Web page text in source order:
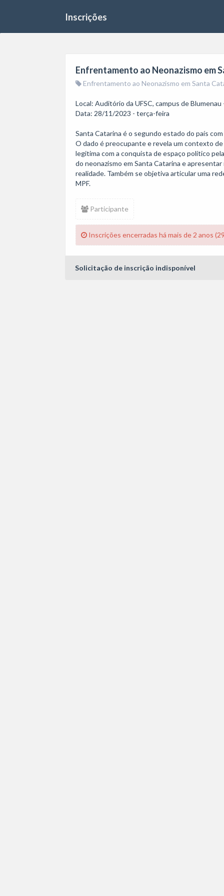
Inscrições
Enfrentamento ao Neonazismo em
Enfrentamento ao Neonazismo em Santa
Local: Auditório da UFSC, campus de
Data: 28/11/2023 - terça-feira
Santa Catarina é o segundo estado do país
O dado é preocupante e revela um contexto
legitima com a conquista de espaço político
do neonazismo em Santa Catarina e
realidade. Também se objetiva articular uma
MPF.
Participante
Inscrições encerradas há mais de 2 anos
Solicitação de inscrição indisponível